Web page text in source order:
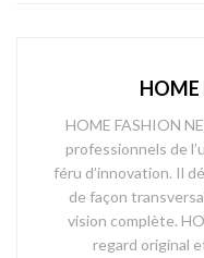
HOME
HOME FASHION
professionnels de
féru d’innovation. Il
de façon
vision complète.
regard original